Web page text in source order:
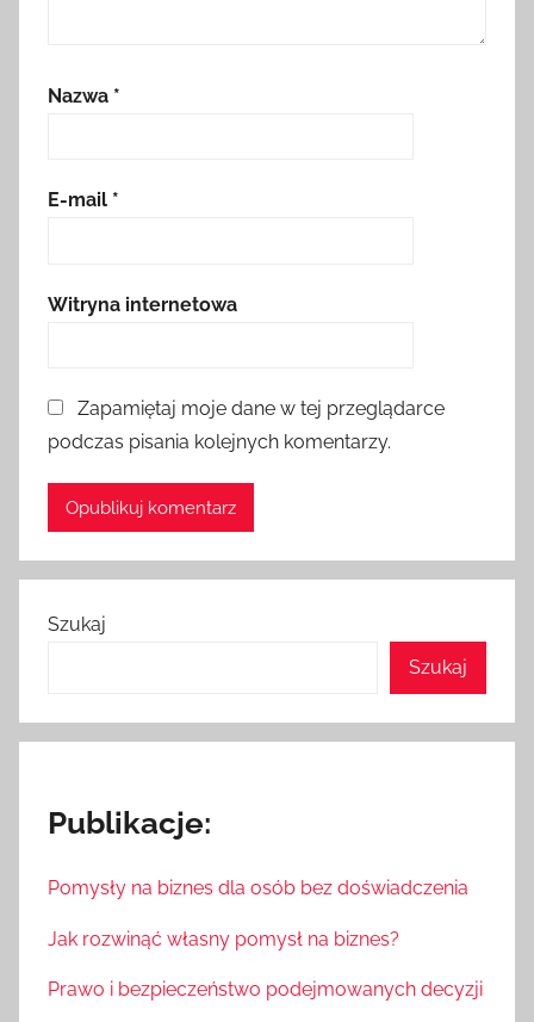
Nazwa *
E-mail *
Witryna internetowa
Zapamiętaj moje dane w tej przeglądarce
podczas pisania kolejnych komentarzy.
Szukaj
Szukaj
Publikacje:
Pomysły na biznes dla osób bez doświadczenia
Jak rozwinąć własny pomysł na biznes?
Prawo i bezpieczeństwo podejmowanych decyzji